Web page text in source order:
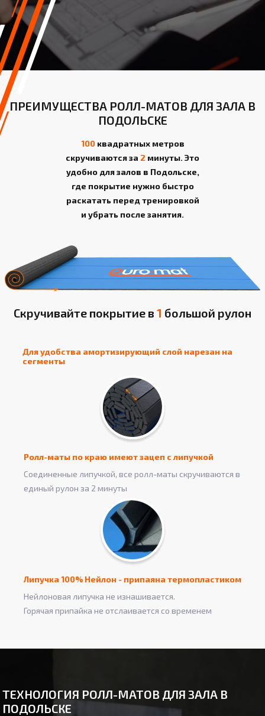
ПРЕИМУЩЕСТВА РОЛЛ-МАТОВ ДЛЯ ЗАЛА В
ПОДОЛЬСКЕ
100квадратных метров
скручиваются за 2 минуты. Это
удобно для залов в Подольске,
где покрытие нужно быстро
раскатать перед тренировкой
и убрать после занятия.
Скручивайте покрытие в 1 большой рулон
Для удобства амортизирующий слой нарезан на
сегменты
Ролл-маты по краю имеют зацеп с липучкой
Соединенные липучкой, все ролл-маты скручиваются в
единый рулон за 2 минуты
Липучка 100% Нейлон - припаяна термопластиком
Нейлоновая липучка не изнашивается.
Горячая припайка не отслаивается со временем
ТЕХНОЛОГИЯ РОЛЛ-МАТОВ ДЛЯ ЗАЛА В
ПОДОЛЬСКЕ